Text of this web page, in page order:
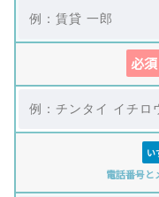
必須
い
電話番号と